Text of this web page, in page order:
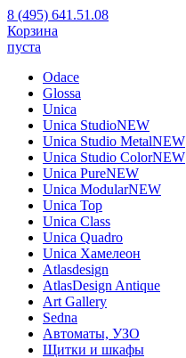
8 (495) 641.51.08
Корзина
пуста
Odace
Glossa
Unica
Unica StudioNEW
Unica Studio MetalNEW
Unica Studio ColorNEW
Unica PureNEW
Unica ModularNEW
Unica Top
Unica Class
Unica Quadro
Unica Хамелеон
Atlasdesign
AtlasDesign Antique
Art Gallery
Sedna
Автоматы, УЗО
Щитки и шкафы